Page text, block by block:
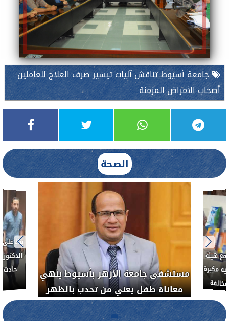
جامعة أسيوط تناقش آليات تيسير صرف العلاج للعاملين
أصحاب الأمراض المزمنة
الصحة
بناءً
حادث
مستشفى جامعة الأزهر بأسيوط ينهي
معاناة طفل يعني من تحدب بالظهر
هيئة
مكبرة